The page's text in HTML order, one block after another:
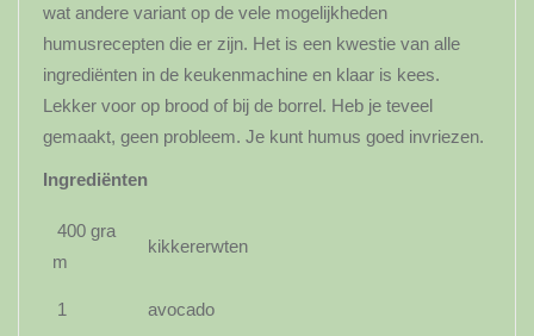
wat andere variant op de vele mogelijkheden
humusrecepten die er zijn. Het is een kwestie van alle
ingrediënten in de keukenmachine en klaar is kees.
Lekker voor op brood of bij de borrel. Heb je teveel
gemaakt, geen probleem. Je kunt humus goed invriezen.
Ingrediënten
400 gra
m
kikkererwten
1 avocado